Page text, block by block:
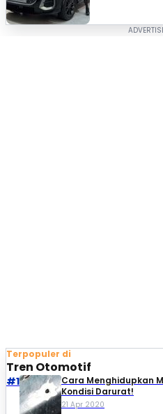
Terpopuler di
Tren Otomotif
#1
Cara Menghidupkan
Kondisi Darurat!
21 Apr 2020